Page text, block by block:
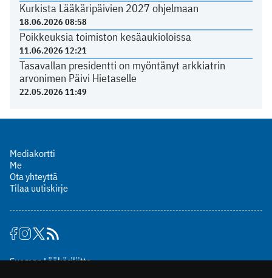
Kurkista Lääkäripäivien 2027 ohjelmaan
18.06.2026 08:58
Poikkeuksia toimiston kesäaukioloissa
11.06.2026 12:21
Tasavallan presidentti on myöntänyt arkkiatrin
arvonimen Päivi Hietaselle
22.05.2026 11:49
Mediakortti
Me
Ota yhteyttä
Tilaa uutiskirje
Suomen Lääkäriliitto